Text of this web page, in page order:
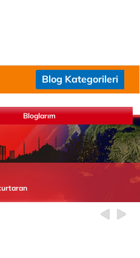
Blog Kategorileri
Bloglarım